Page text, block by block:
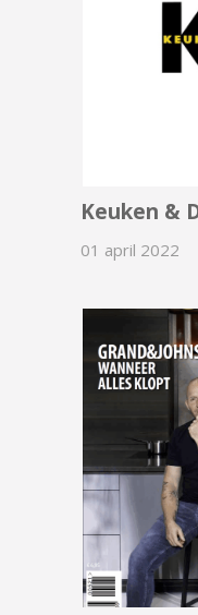
Keuken &
01 april 2022